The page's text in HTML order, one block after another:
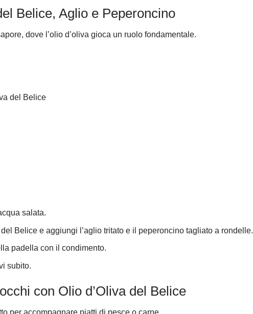
Belice, Aglio e Peperoncino
dove l’olio d’oliva gioca un ruolo fondamentale.
del Belice
salata.
del Belice e aggiungi l’aglio tritato e il peperoncino tagliato a rondelle.
padella con il condimento.
subito.
con Olio d’Oliva del Belice